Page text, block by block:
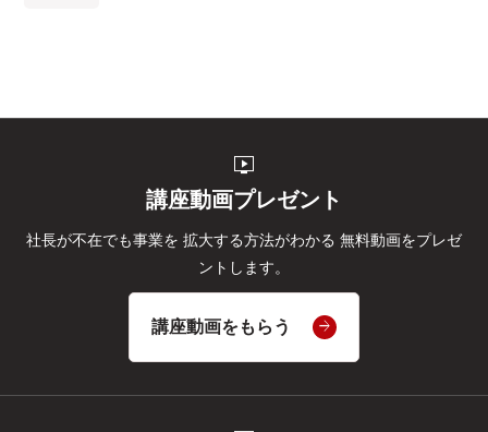
live_tv
講座動画プレゼント
社長が不在でも事業を 拡大する方法がわかる 無料動画をプレゼ
ントします。
講座動画をもらう